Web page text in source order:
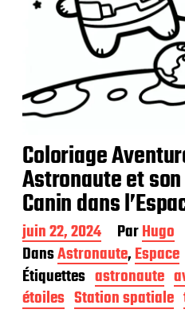
Coloriage
Astronaute et
Canin dans
D
a
t
e
d
e
juin 22, 2024 ParHugo
DansAstronaute,Espace
Étiquettes astronaute
étoiles Station spatiale